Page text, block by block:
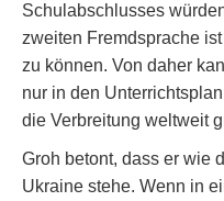
Schulabschlusses
zweiten Fremdsprache
zu können. Von daher
nur in den
die Verbreitung weltweit
Groh betont, dass er wie
Ukraine stehe. Wenn in